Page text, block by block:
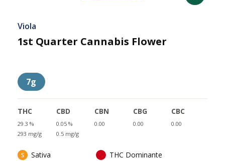
Viola
1st Quarter Cannabis Flower
7g
THC
29.3 %
293 mg/g
CBD
0.05 %
0.5 mg/g
CBN
0.00
CBG
0.00
CBC
0.00
Sativa THC Dominante